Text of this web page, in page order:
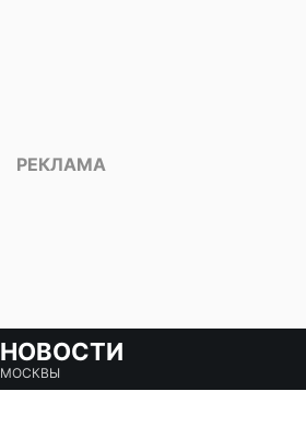
НОВОСТИ
МОСКВЫ